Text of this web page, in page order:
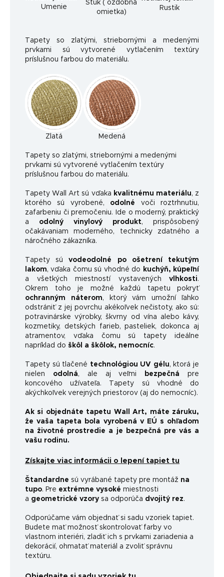
Umenie
Štuk ( ozdobná
omietka)
Rustik
Tapety so zlatými, striebornými a medenými
prvkami sú vytvorené vytlačením textúry
príslušnou farbou do materiálu.
Zlatá Medená
Tapety so zlatými, striebornými a medenými
prvkami sú vytvorené vytlačením textúry
príslušnou farbou do materiálu.
Tapety Wall Art sú vďaka kvalitnému materiálu, z
ktorého sú vyrobené, odolné voči roztrhnutiu,
zafarbeniu či premočeniu. Ide o moderný, praktický
a odolný vinylový produkt, prispôsobený
očakávaniam moderného, ​​technicky zdatného a
náročného zákazníka.
Tapety súvodeodolné po ošetrení tekutým
lakom, vďaka čomu sú vhodné do
kuchýň, kúpeľní
a všetkých miestností vystavených vlhkosti.
Okrem toho je možné každú tapetu pokryť
ochranným náterom, ktorý vám umožní ľahko
odstrániť z jej povrchu akékoľvek nečistoty, ako sú:
potravinárske výrobky, škvrny od vína alebo kávy,
kozmetiky, detských farieb, pasteliek, dokonca aj
atramentov, vďaka čomu sú tapety ideálne
napríklad do škôl a škôlok, nemocníc.
Tapety sú tlačené technológiou UV gélu, ktorá je
nielen odolná, ale aj veľmi bezpečná pre
koncového užívateľa. Tapety sú vhodné do
akýchkoľvek verejných priestorov (aj do nemocníc).
Ak si objednáte tapetu Wall Art, máte záruku,
že vaša tapeta bola vyrobená v EÚ s ohľadom
na životné prostredie a je bezpečná pre vás a
vašu rodinu.
Získajte viac informácii o lepení tapiet tu
Štandardne sú vyrábané tapety pre montáž na
tupo. Pre extrémne vysoké miestnosti
a geometrické vzory sa odporúča dvojitý rez.
Odporúčame vám objednať si sadu vzoriek tapiet.
Budete mať možnosť skontrolovať farby vo
vlastnom interiéri, zladiť ich s prvkami zariadenia a
dekorácií, ohmatať materiál a zvoliť správnu
textúru.